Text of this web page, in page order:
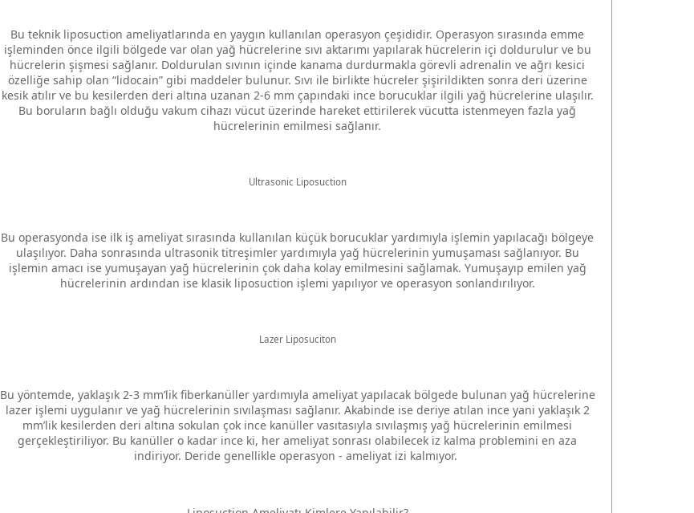
Bu teknik liposuction ameliyatlarında en yaygın kullanılan operasyon çeşididir. Operasyon sırasında emme
işleminden önce ilgili bölgede var olan yağ hücrelerine sıvı aktarımı yapılarak hücrelerin içi doldurulur ve bu
hücrelerin şişmesi sağlanır. Doldurulan sıvının içinde kanama durdurmakla görevli adrenalin ve ağrı kesici
özelliğe sahip olan “lidocain” gibi maddeler bulunur. Sıvı ile birlikte hücreler şişirildikten sonra deri üzerine
kesik atılır ve bu kesilerden deri altına uzanan 2-6 mm çapındaki ince borucuklar ilgili yağ hücrelerine ulaşılır.
Bu boruların bağlı olduğu vakum cihazı vücut üzerinde hareket ettirilerek vücutta istenmeyen fazla yağ
hücrelerinin emilmesi sağlanır.
Ultrasonic Liposuction
Bu operasyonda ise ilk iş ameliyat sırasında kullanılan küçük borucuklar yardımıyla işlemin yapılacağı bölgeye
ulaşılıyor. Daha sonrasında ultrasonik titreşimler yardımıyla yağ hücrelerinin yumuşaması sağlanıyor. Bu
işlemin amacı ise yumuşayan yağ hücrelerinin çok daha kolay emilmesini sağlamak. Yumuşayıp emilen yağ
hücrelerinin ardından ise klasik liposuction işlemi yapılıyor ve operasyon sonlandırılıyor.
Lazer Liposuciton
Bu yöntemde, yaklaşık 2-3 mm’lik fiberkanüller yardımıyla ameliyat yapılacak bölgede bulunan yağ hücrelerine
lazer işlemi uygulanır ve yağ hücrelerinin sıvılaşması sağlanır. Akabinde ise deriye atılan ince yani yaklaşık 2
mm’lik kesilerden deri altına sokulan çok ince kanüller vasıtasıyla sıvılaşmış yağ hücrelerinin emilmesi
gerçekleştiriliyor. Bu kanüller o kadar ince ki, her ameliyat sonrası olabilecek iz kalma problemini en aza
indiriyor. Deride genellikle operasyon - ameliyat izi kalmıyor.